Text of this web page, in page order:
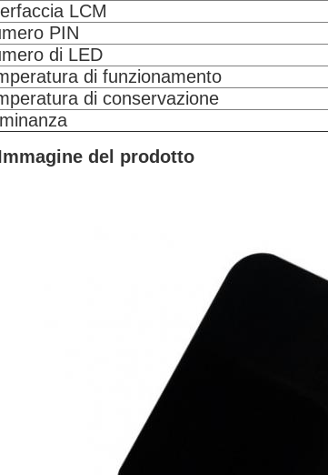
LCM
PIN
di LED
di funzionamento
di conservazione
del prodotto